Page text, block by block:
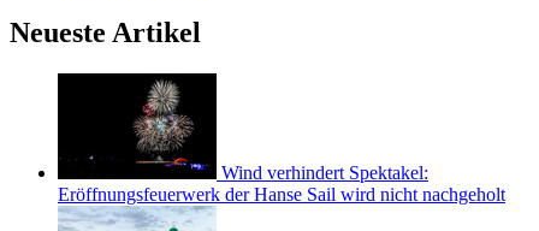
Neueste Artikel
Wind verhindert Spektakel:
Eröffnungsfeuerwerk der Hanse Sail wird nicht nachgeholt